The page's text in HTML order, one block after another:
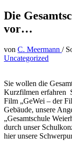
Die
vor…
von C. Meermann /
Uncategorized
Sie wollen die
Kurzfilmen erfahren
Film „GeWei – der
Gebäude, unsere
„Gesamtschule
durch unser
hier unsere